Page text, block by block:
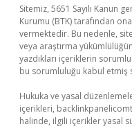
Sitemiz, 5651 Sayılı Kanun
Kurumu (BTK) tarafından
vermektedir. Bu nedenle,
veya araştırma
yazdıkları içeriklerin
bu sorumluluğu kabul etmiş
Hukuka ve yasal
içerikleri,
halinde, ilgili içerikler yasal